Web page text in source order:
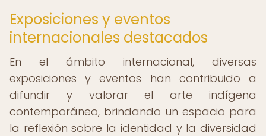
Exposiciones y eventos
internacionales destacados
En el ámbito internacional, diversas
exposiciones y eventos han contribuido a
difundir y valorar el arte indígena
contemporáneo, brindando un espacio para
la reflexión sobre la identidad y la diversidad